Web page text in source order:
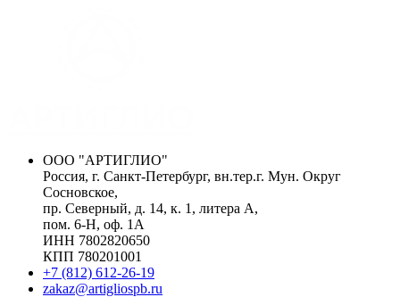
ООО "АРТИГЛИО"
Россия, г. Санкт-Петербург, вн.тер.г. Мун. Округ
Сосновское,
пр. Северный, д. 14, к. 1, литера А,
пом. 6-Н, оф. 1А
ИНН 7802820650
КПП 780201001
+7 (812) 612-26-19
zakaz@artigliospb.ru